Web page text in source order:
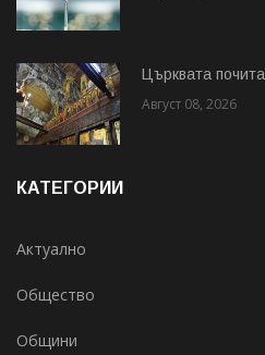
Църквата
Август 08, 2026
КАТЕГОРИИ
Актуално
Общество
Общини